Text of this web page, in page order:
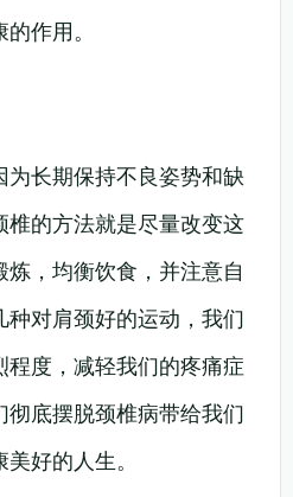
作用。
长期保持不良姿势和缺
椎的方法就是尽量改变这
，均衡饮食，并注意自
对肩颈好的运动，我们
度，减轻我们的疼痛症
底摆脱颈椎病带给我们
好的人生。